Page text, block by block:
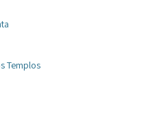
Templos